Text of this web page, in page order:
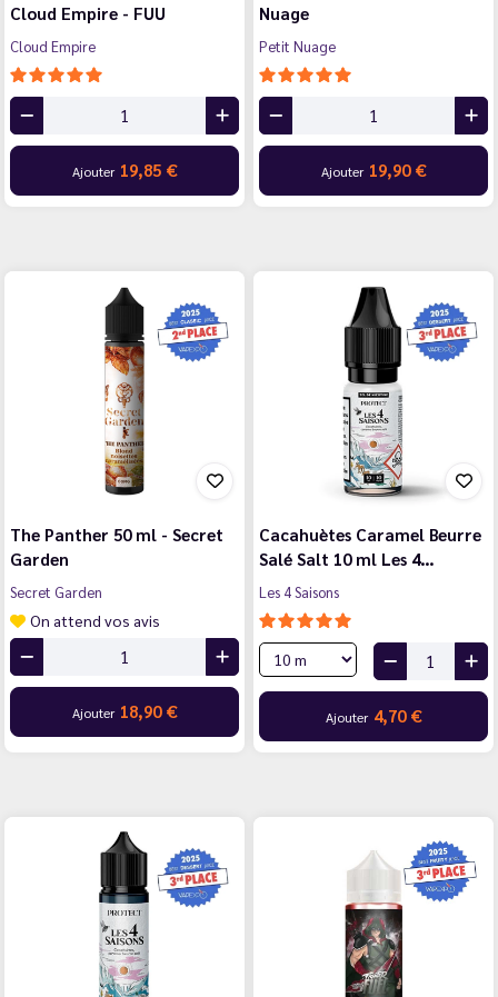
Cloud Empire - FUU
Cloud Empire
Ajouter 19,85 €
Nuage
Petit Nuage
Ajouter 19,90 €
The Panther 50 ml - Secret
Garden
Secret Garden
On attend vos avis
Ajouter 18,90 €
Cacahuètes Caramel Beurre
Salé Salt 10 ml Les 4…
Les 4 Saisons
Ajouter 4,70 €